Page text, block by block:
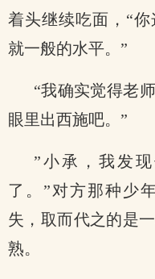
着头继续吃面，“
就一般的水平。”
“我确实觉得老
眼里出西施吧。”
”小承，我发
了。”对方那种少
失，取而代之的是
熟。